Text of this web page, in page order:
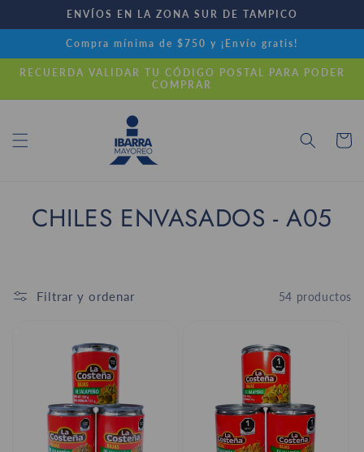
directamente
al contenido
ENVÍOS EN LA ZONA SUR DE TAMPICO
Compra mínima de $750 y ¡Envío gratis!
RECUERDA VALIDAR TU CÓDIGO POSTAL PARA PODER
COMPRAR
Carrito
C
e
CHILES ENVASADOS - A05
Filtrar y ordenar 54 productos